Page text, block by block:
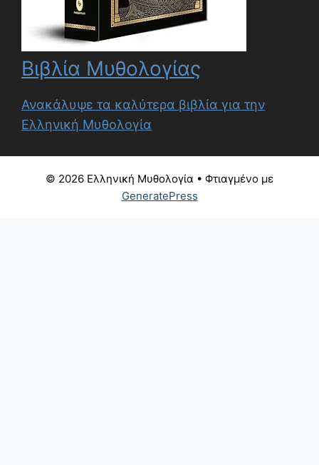
Βιβλία Μυθολογίας
Ανακάλυψε τα καλύτερα βιβλία για την
Ελληνική Μυθολογία
© 2026 Ελληνική Μυθολογία • Φτιαγμένο με
GeneratePress